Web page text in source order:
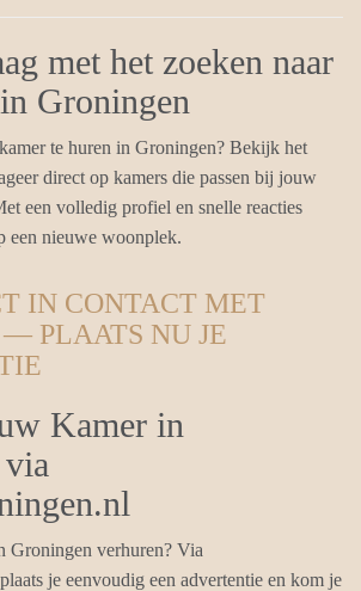
met het zoeken naar
Groningen
te huren in Groningen? Bekijk het
direct op kamers die passen bij jouw
een volledig profiel en snelle reacties
een nieuwe woonplek.
IN CONTACT MET
PLAATS NU JE
Kamer in
verhuren? Via
je eenvoudig een advertentie en kom je